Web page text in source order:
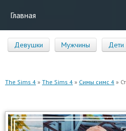
Главная
Девушки Мужчины Дети
The Sims 4 » The Sims 4 » Симы симс 4 »